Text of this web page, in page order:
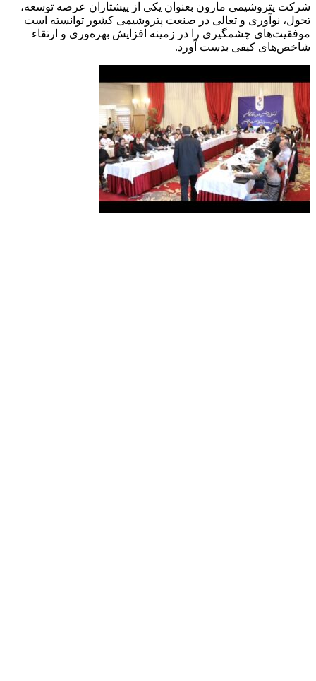
شرکت پتروشیمی مارون بعنوان یکی از پیشتازان عرصه توسعه،
تحول، نوآوری و تعالی در صنعت پتروشیمی کشور توانسته است
موفقیت‌های چشمگیری را در زمینه افزایش بهره‌وری و ارتقاء
شاخص‌های کیفی بدست آورد.